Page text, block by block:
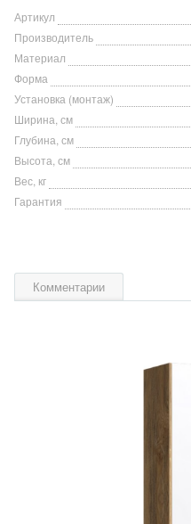
Артикул
Производитель
Материал
Форма
Установка (монтаж)
Ширина, см
Глубина, см
Высота, см
Вес, кг
Гарантия
Комментарии